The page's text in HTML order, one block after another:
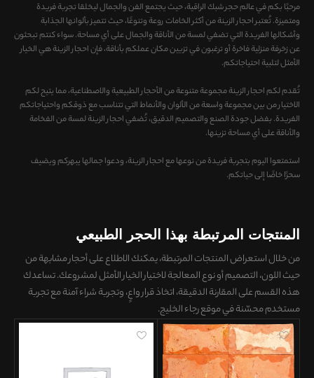
مرحبًا بكم في عالم حجر شبك الراقية، حيث يجتمع الفن والجمال ليخلقا تجربة فريدة
ومتميزة. تُعتبر احجار الزینة من أكثر الخامات روعة وتنوعًا، حيث تتميز بألوانها الجذابة
وأشكالها الفريدة التي تضفي لمسة من الأناقة والجمال على أي مساحة. سواء كنتم تبحثون
عن زخرفة منزلية فاخرة أو ترغبون في تزيين مكان عملكم بأناقة، فإن احجار الزینة هي الخيار
الأمثل لتلبية احتياجاتكم.
تُقدم لكم احجار الزینة مجموعة متنوعة من الأحجار الطبيعية والاصطناعية، مما يتيح لكم
الاختيار من بين مجموعة واسعة من الألوان والأنماط التي تتناسب مع ذوقكم واحتياجاتكم
الفريدة. بفضل جودة الصنع والتصميم الدقيق، تُضفي احجار الزینة لمسة من الفخامة
والأناقة على أي مساحة تزينها.
استمتعوا اليوم بتجربة فريدة من نوعها مع احجار الزینة، ودعوا جمالها يبهركم ويضيف
سحرًا خاصًا إلى حياتكم.
المنتجات المرتبطة بهذا الحجر الطبيعي
من خلال استعراض المنتجات المرتبطة، يمكنك الاطلاع علىأحجار مشابهة من
حيث اللون، التصميم أو نوع المعالجةلاختيار الخيار الأمثل لمشروعك. تساعدك
هذه القسم علىالمقارنة الدقيقة، اتخاذ قرار واعٍ، وتجربة شراء آمنةمع تجربة
مستخدم محسّنة في موقع رجاء الخليج.